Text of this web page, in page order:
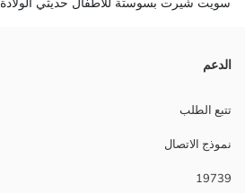
الدعم
تتبع الطلب
نموذج الاتصال
19739